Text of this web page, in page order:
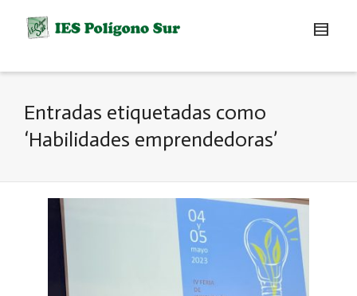
Entradas etiquetadas como
‘Habilidades emprendedoras’